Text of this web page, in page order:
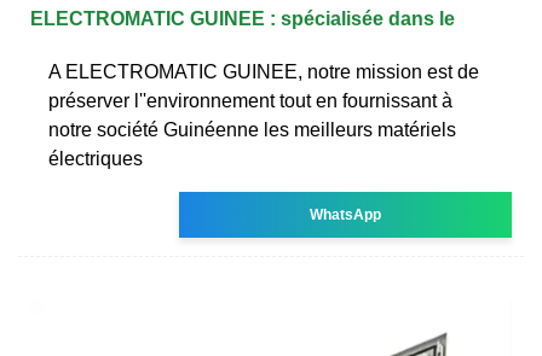
ELECTROMATIC GUINEE : spécialisée dans le
A ELECTROMATIC GUINEE, notre mission est de
préserver l''environnement tout en fournissant à
notre société Guinéenne les meilleurs matériels
électriques
WhatsApp